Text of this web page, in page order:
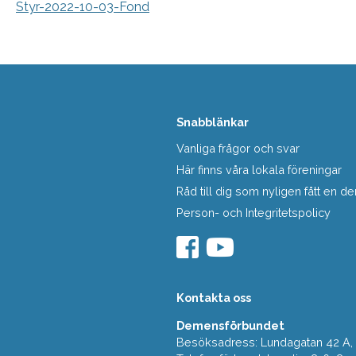
Styr-2022-10-03-Fond
Snabblänkar
Vanliga frågor och svar
Här finns våra lokala föreningar
Råd till dig som nyligen fått en
Person- och Integritetspolicy
Kontakta oss
Demensförbundet
Besöksadress: Lundagatan 42 A,